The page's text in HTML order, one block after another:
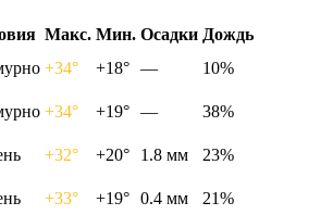
Макс. Мин. Осадки Дождь
+34° +18° —
10%
+34° +19° —
38%
+32° +20° 1.8 мм
23%
+33° +19° 0.4 мм
21%